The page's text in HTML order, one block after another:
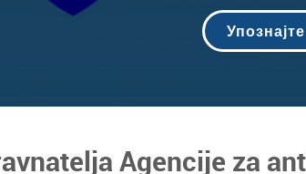
Agencije za